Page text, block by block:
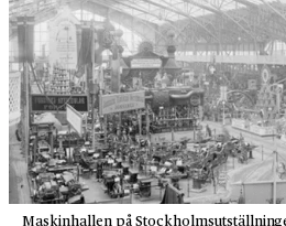
Maskinhallen på